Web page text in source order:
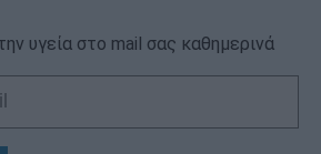
υγεία στο mail σας καθημερινά